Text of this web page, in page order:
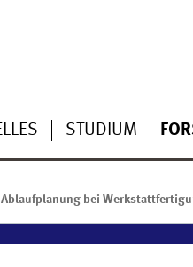
STUDIUM
Ablaufplanung bei